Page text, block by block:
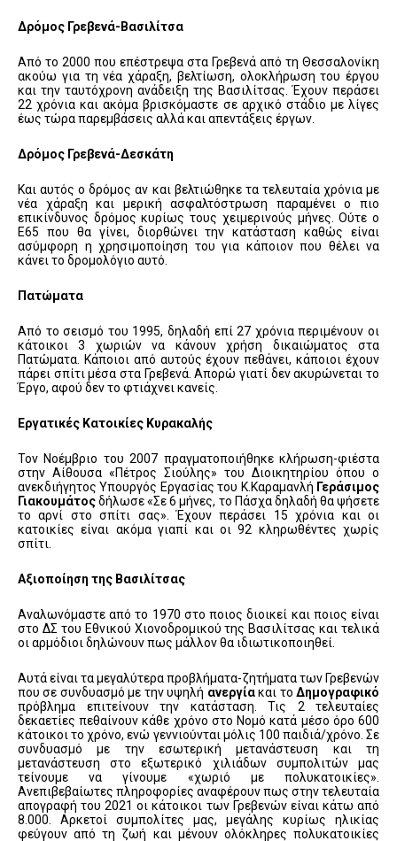
Δρόμος Γρεβενά-Βασιλίτσα
Από το 2000 που επέστρεψα στα Γρεβενά από τη Θεσσαλονίκη
ακούω για τη νέα χάραξη, βελτίωση, ολοκλήρωση του έργου
και την ταυτόχρονη ανάδειξη της Βασιλίτσας. Έχουν περάσει
22 χρόνια και ακόμα βρισκόμαστε σε αρχικό στάδιο με λίγες
έως τώρα παρεμβάσεις αλλά και απεντάξεις έργων.
Δρόμος Γρεβενά-Δεσκάτη
Και αυτός ο δρόμος αν και βελτιώθηκε τα τελευταία χρόνια με
νέα χάραξη και μερική ασφαλτόστρωση παραμένει ο πιο
επικίνδυνος δρόμος κυρίως τους χειμερινούς μήνες. Ούτε ο
Ε65 που θα γίνει, διορθώνει την κατάσταση καθώς είναι
ασύμφορη η χρησιμοποίηση του για κάποιον που θέλει να
κάνει το δρομολόγιο αυτό.
Πατώματα
Από το σεισμό του 1995, δηλαδή επί 27 χρόνια περιμένουν οι
κάτοικοι 3 χωριών να κάνουν χρήση δικαιώματος στα
Πατώματα. Κάποιοι από αυτούς έχουν πεθάνει, κάποιοι έχουν
πάρει σπίτι μέσα στα Γρεβενά. Απορώ γιατί δεν ακυρώνεται το
Έργο, αφού δεν το φτιάχνει κανείς.
Εργατικές Κατοικίες Κυρακαλής
Τον Νοέμβριο του 2007 πραγματοποιήθηκε κλήρωση-φιέστα
στην Αίθουσα «Πέτρος Σιούλης» του Διοικητηρίου όπου ο
ανεκδιήγητος Υπουργός Εργασίας του Κ.Καραμανλή Γεράσιμος
Γιακουμάτοςδήλωσε «Σε 6 μήνες, το Πάσχα δηλαδή θα ψήσετε
το αρνί στο σπίτι σας». Έχουν περάσει 15 χρόνια και οι
κατοικίες είναι ακόμα γιαπί και οι 92 κληρωθέντες χωρίς
σπίτι.
Αξιοποίηση της Βασιλίτσας
Αναλωνόμαστε από το 1970 στο ποιος διοικεί και ποιος είναι
στο ΔΣ του Εθνικού Χιονοδρομικού της Βασιλίτσας και τελικά
οι αρμόδιοι δηλώνουν πως μάλλον θα ιδιωτικοποιηθεί.
Αυτά είναι τα μεγαλύτερα προβλήματα-ζητήματα των Γρεβενών
που σε συνδυασμό με την υψηλή ανεργίακαι τοΔημογραφικό
πρόβλημα επιτείνουν την κατάσταση. Τις 2 τελευταίες
δεκαετίες πεθαίνουν κάθε χρόνο στο Νομό κατά μέσο όρο 600
κάτοικοι το χρόνο, ενώ γεννιούνται μόλις 100 παιδιά/χρόνο. Σε
συνδυασμό με την εσωτερική μετανάστευση και τη
μετανάστευση στο εξωτερικό χιλιάδων συμπολιτών μας
τείνουμε να γίνουμε «χωριό με πολυκατοικίες».
Ανεπιβεβαίωτες πληροφορίες αναφέρουν πως στην τελευταία
απογραφή του 2021 οι κάτοικοι των Γρεβενών είναι κάτω από
8.000. Αρκετοί συμπολίτες μας, μεγάλης κυρίως ηλικίας
φεύγουν από τη ζωή και μένουν ολόκληρες πολυκατοικίες